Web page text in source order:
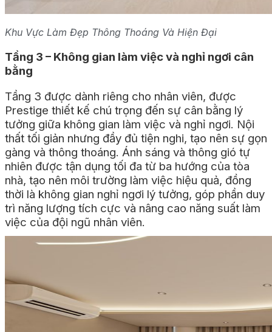
Khu Vực Làm Đẹp Thông Thoáng Và Hiện Đại
Tầng 3 – Không gian làm việc và nghỉ ngơi cân
bằng
Tầng 3 được dành riêng cho nhân viên, được
Prestige thiết kế chú trọng đến sự cân bằng lý
tưởng giữa không gian làm việc và nghỉ ngơi. Nội
thất tối giản nhưng đầy đủ tiện nghi, tạo nên sự gọn
gàng và thông thoáng. Ánh sáng và thông gió tự
nhiên được tận dụng tối đa từ ba hướng của tòa
nhà, tạo nên môi trường làm việc hiệu quả, đồng
thời là không gian nghỉ ngơi lý tưởng, góp phần duy
trì năng lượng tích cực và nâng cao năng suất làm
việc của đội ngũ nhân viên.